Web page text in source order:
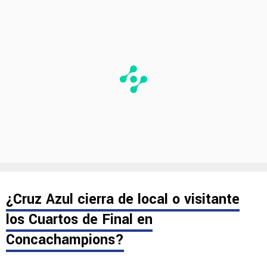
¿Cruz Azul cierra de local o visitante
los Cuartos de Final en
Concachampions?